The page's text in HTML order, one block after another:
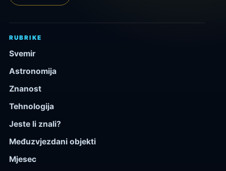
RUBRIKE
Svemir
Astronomija
Znanost
Tehnologija
Jeste li znali?
Međuzvjezdani objekti
Mjesec